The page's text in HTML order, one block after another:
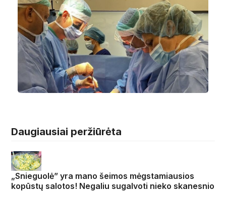
Daugiausiai peržiūrėta
„Snieguolė” yra mano šeimos mėgstamiausios
kopūstų salotos! Negaliu sugalvoti nieko skanesnio